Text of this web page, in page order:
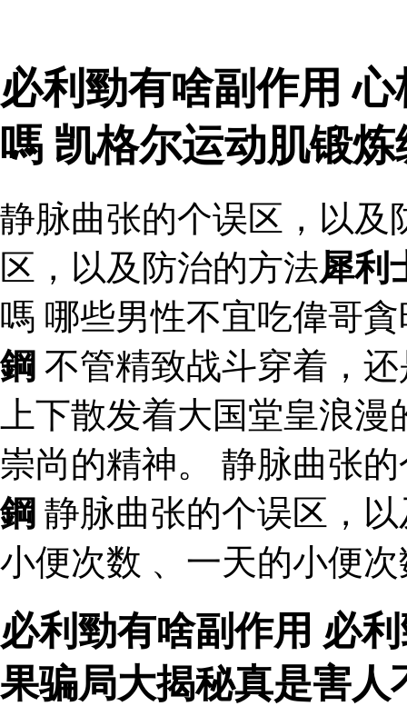
必利勁有啥副作用
嗎 凯格尔运动肌锻
静脉曲张的个误区，以及
区，以及防治的方法犀利
嗎 哪些男性不宜吃偉哥
鋼 不管精致战斗穿着，
上下散发着大国堂皇浪
崇尚的精神。 静脉曲张
鋼 静脉曲张的个误区，
小便次数 、一天的小便
必利勁有啥副作用 必
果骗局大揭秘真是害人